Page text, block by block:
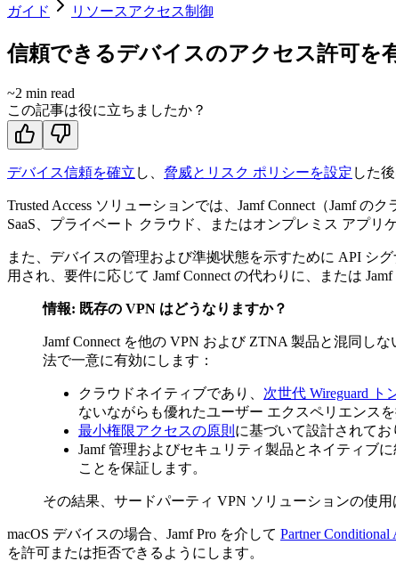
ガイド リソースアクセス制御
信頼できるデバイスのアクセス許可を
~2 min read
この記事は役に立ちましたか？
デバイス信頼を確立 し、 脅威とリスク ポリシーを設定 した
Trusted Access ソリューションでは、Jamf Connect（Jamf
SaaS、プライベート クラウド、またはオンプレミス アプ
また、デバイスの管理および準拠状態を示すために API シ
用され、要件に応じて Jamf Connect の代わりに、または
情報: 既存の VPN はどうなりますか？
Jamf Connect を他の VPN および ZTNA 製品と混同し
法で一意に有効にします：
クラウドネイティブであり、 次世代 Wireguard ト
ないながらも優れたユーザー エクスペリエンスを
最小権限アクセスの原則 に基づいて設計されて
Jamf 管理およびセキュリティ製品とネイティブ
ことを保証します。
その結果、サードパーティ VPN ソリューションの使
macOS デバイスの場合、Jamf Pro を介して Partner Conditional
を許可または拒否できるようにします。